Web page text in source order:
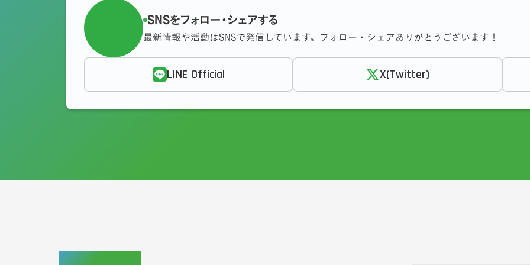
SNSをフォロー・シェアする
最新情報や活動はSNSで発信しています。フォロー・シェアありがとうございます！
LINE Official X(Twitter)
岡山市議会議員